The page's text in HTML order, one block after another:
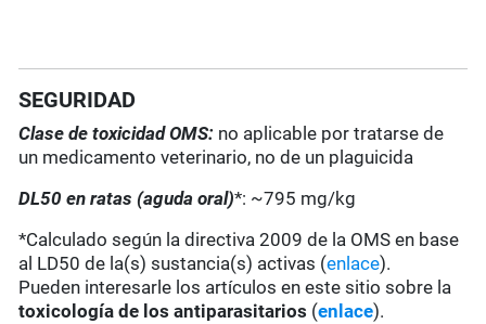
SEGURIDAD
Clase de toxicidad OMS: no aplicable por tratarse de
un medicamento veterinario, no de un plaguicida
DL50 en ratas (aguda oral)*: ~795 mg/kg
*Calculado según la directiva 2009 de la OMS en base
al LD50 de la(s) sustancia(s) activas (enlace).
Pueden interesarle los artículos en este sitio sobre la
toxicología de los antiparasitarios (enlace).